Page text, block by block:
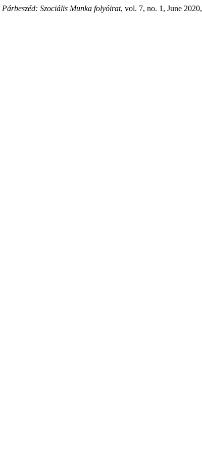
Párbeszéd: Szociális Munka folyóirat, vol. 7, no. 1, June 2020,